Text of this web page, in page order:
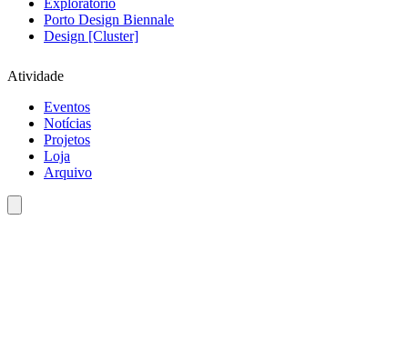
Exploratório
Porto Design Biennale
Design [Cluster]
Atividade
Eventos
Notícias
Projetos
Loja
Arquivo